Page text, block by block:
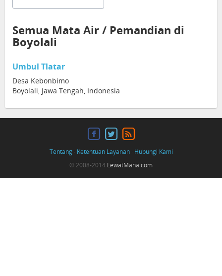
Semua Mata Air / Pemandian di
Boyolali
Umbul Tlatar
Desa Kebonbimo
Boyolali, Jawa Tengah, Indonesia
Tentang· Ketentuan Layanan· Hubungi Kami
© 2008-2014 LewatMana.com